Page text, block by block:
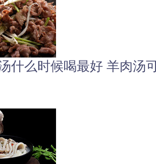
什么时候喝最好 羊肉汤